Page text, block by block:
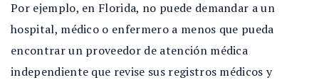
Por ejemplo, en Florida, no puede demandar a un
hospital, médico o enfermero a menos que pueda
encontrar un proveedor de atención médica
independiente que revise sus registros médicos y